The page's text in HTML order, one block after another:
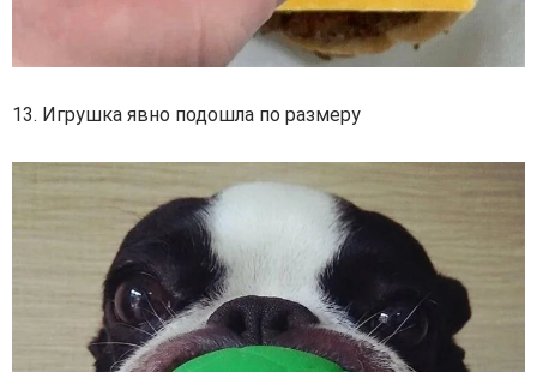
13. Игрушка явно подошла по размеру